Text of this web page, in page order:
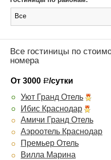
Все
Все гостиницы по
номера
От 3000 Р/сутки
Уют Гранд Отель
Ибис Краснодар
Амичи Гранд Отель
Аэроотель Краснодар
Премьер Отель
Вилла Марина